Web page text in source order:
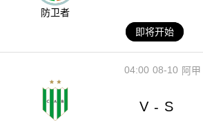
防卫者
即将开始
08-10
04:00 阿甲
V - S